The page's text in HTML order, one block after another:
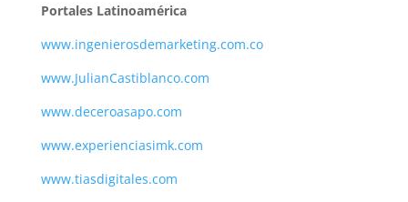
Portales Latinoamérica
www.ingenierosdemarketing.com.co
www.JulianCastiblanco.com
www.deceroasapo.com
www.experienciasimk.com
www.tiasdigitales.com